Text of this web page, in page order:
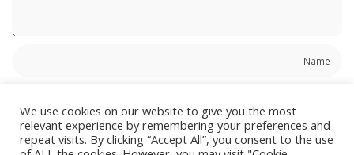
We use cookies on our website to give you the most
relevant experience by remembering your preferences and
repeat visits. By clicking “Accept All”, you consent to the use